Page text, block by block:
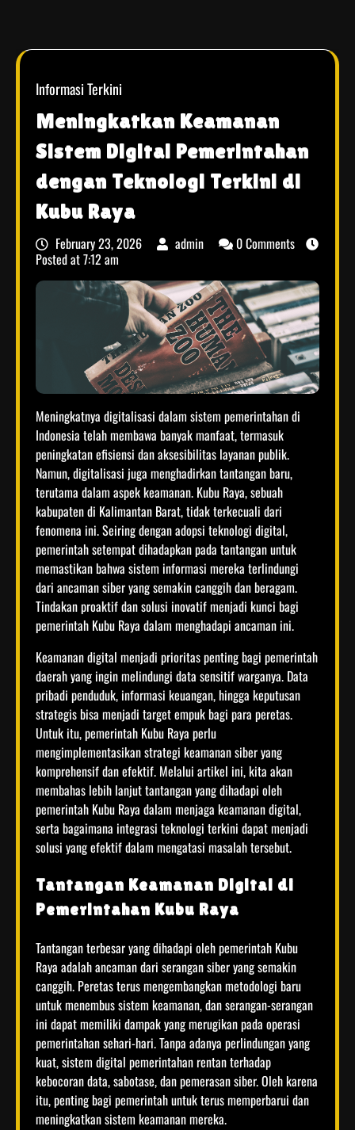
Informasi Terkini
Meningkatkan Keamanan
Sistem Digital Pemerintahan
dengan Teknologi Terkini di
Kubu Raya
February 23, 2026 admin
0 Comments
Posted at7:12 am
Meningkatnya digitalisasi dalam sistem pemerintahan di
Indonesia telah membawa banyak manfaat, termasuk
peningkatan efisiensi dan aksesibilitas layanan publik.
Namun, digitalisasi juga menghadirkan tantangan baru,
terutama dalam aspek keamanan. Kubu Raya, sebuah
kabupaten di Kalimantan Barat, tidak terkecuali dari
fenomena ini. Seiring dengan adopsi teknologi digital,
pemerintah setempat dihadapkan pada tantangan untuk
memastikan bahwa sistem informasi mereka terlindungi
dari ancaman siber yang semakin canggih dan beragam.
Tindakan proaktif dan solusi inovatif menjadi kunci bagi
pemerintah Kubu Raya dalam menghadapi ancaman ini.
Keamanan digital menjadi prioritas penting bagi pemerintah
daerah yang ingin melindungi data sensitif warganya. Data
pribadi penduduk, informasi keuangan, hingga keputusan
strategis bisa menjadi target empuk bagi para peretas.
Untuk itu, pemerintah Kubu Raya perlu
mengimplementasikan strategi keamanan siber yang
komprehensif dan efektif. Melalui artikel ini, kita akan
membahas lebih lanjut tantangan yang dihadapi oleh
pemerintah Kubu Raya dalam menjaga keamanan digital,
serta bagaimana integrasi teknologi terkini dapat menjadi
solusi yang efektif dalam mengatasi masalah tersebut.
Tantangan Keamanan Digital di
Pemerintahan Kubu Raya
Tantangan terbesar yang dihadapi oleh pemerintah Kubu
Raya adalah ancaman dari serangan siber yang semakin
canggih. Peretas terus mengembangkan metodologi baru
untuk menembus sistem keamanan, dan serangan-serangan
ini dapat memiliki dampak yang merugikan pada operasi
pemerintahan sehari-hari. Tanpa adanya perlindungan yang
kuat, sistem digital pemerintahan rentan terhadap
kebocoran data, sabotase, dan pemerasan siber. Oleh karena
itu, penting bagi pemerintah untuk terus memperbarui dan
meningkatkan sistem keamanan mereka.